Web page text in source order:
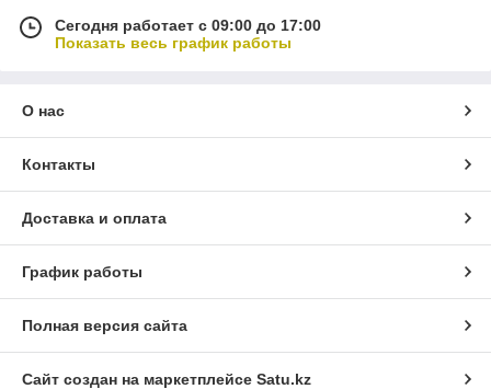
Сегодня работает с 09:00 до 17:00
Показать весь график работы
О нас
Контакты
Доставка и оплата
График работы
Полная версия сайта
Сайт создан на маркетплейсе Satu.kz